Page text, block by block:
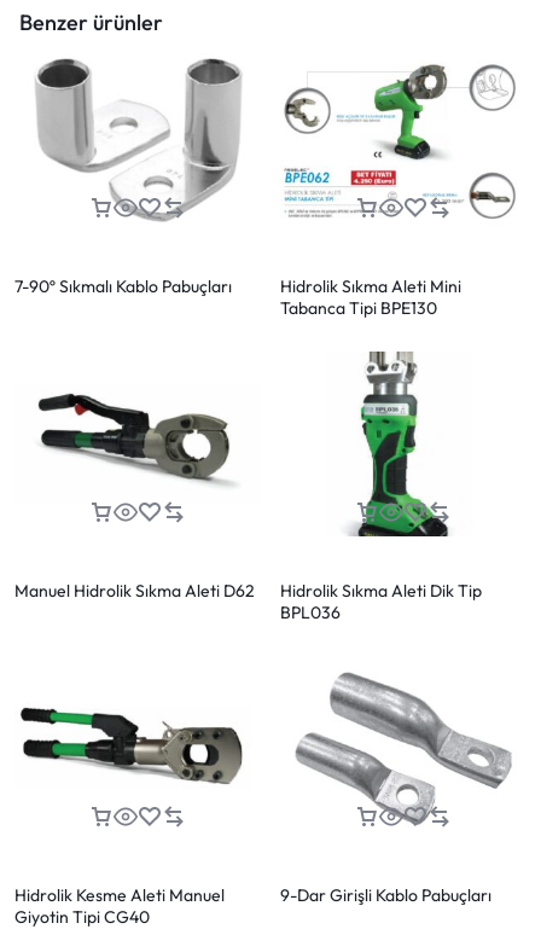
Benzer ürünler
7-90º Sıkmalı Kablo Pabuçları
Hidrolik Sıkma Aleti Mini
Tabanca Tipi BPE130
Manuel Hidrolik Sıkma Aleti D62
Hidrolik Sıkma Aleti Dik Tip
BPL036
Hidrolik Kesme Aleti Manuel
Giyotin Tipi CG40
9-Dar Girişli Kablo Pabuçları